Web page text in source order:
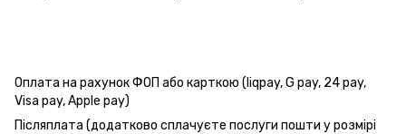
Оплата на рахунок ФОП або карткою (liqpay, G pay, 24 pay,
Visa pay, Apple pay)
Післяплата (додатково сплачуєте послуги пошти у розмірі